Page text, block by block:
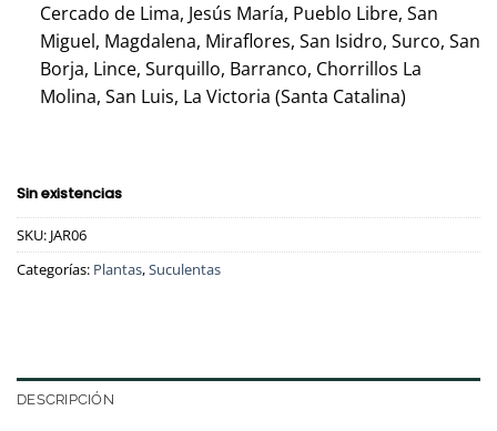
Cercado de Lima, Jesús María, Pueblo Libre, San
Miguel, Magdalena, Miraflores, San Isidro, Surco, San
Borja, Lince, Surquillo, Barranco, Chorrillos La
Molina, San Luis, La Victoria (Santa Catalina)
Sin existencias
SKU: JAR06
Categorías: Plantas,Suculentas
DESCRIPCIÓN